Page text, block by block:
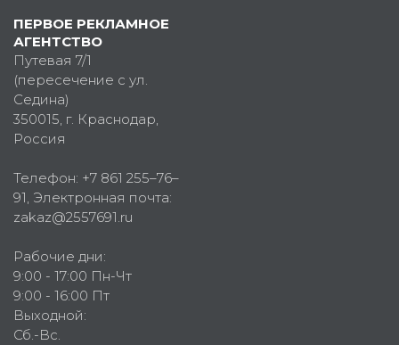
ПЕРВОЕ РЕКЛАМНОЕ
АГЕНТСТВО
Путевая 7/1
(пересечение с ул.
Седина)
350015, г. Краснодар,
Россия
Телефон: +7 861 255–76–
91, Электронная почта:
zakaz@2557691.ru
Рабочие дни:
9:00 - 17:00 Пн-Чт
9:00 - 16:00 Пт
Выходной:
Сб.-Вс.